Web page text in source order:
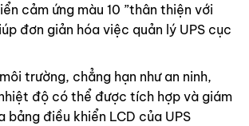
cảm ứng màu 10 ”thân thiện với
đơn giản hóa việc quản lý UPS cục
trường, chẳng hạn như an ninh,
độ có thể được tích hợp và giám
bảng điều khiển LCD của UPS